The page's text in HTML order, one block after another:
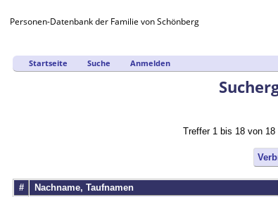
Personen-Datenbank der Familie von Schönberg
Startseite Suche Anmelden
Treffer 1 bis 18 von
# Nachname, Taufnamen